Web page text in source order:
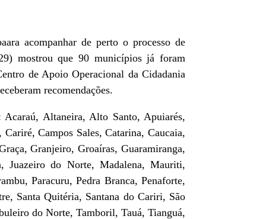
acompanhar de perto o processo de
mostrou que 90 municípios já foram
de Apoio Operacional da Cidadania
recomendações.
Altaneira, Alto Santo, Apuiarés,
Campos Sales, Catarina, Caucaia,
Granjeiro, Groaíras, Guaramiranga,
Juazeiro do Norte, Madalena, Mauriti,
Paracuru, Pedra Branca, Penaforte,
Santa Quitéria, Santana do Cariri, São
do Norte, Tamboril, Tauá, Tianguá,